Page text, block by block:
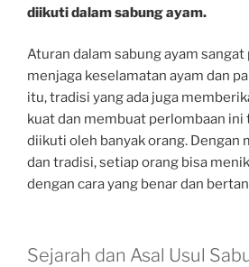
diikuti dalam sabung ayam.
Aturan dalam sabung ayam
menjaga keselamatan ayam dan
itu, tradisi yang ada juga
kuat dan membuat perlombaan
diikuti oleh banyak orang. Dengan
dan tradisi, setiap orang bisa
dengan cara yang benar dan
Sejarah dan Asal Usul